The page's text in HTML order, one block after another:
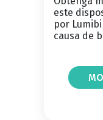
este
por
causa de